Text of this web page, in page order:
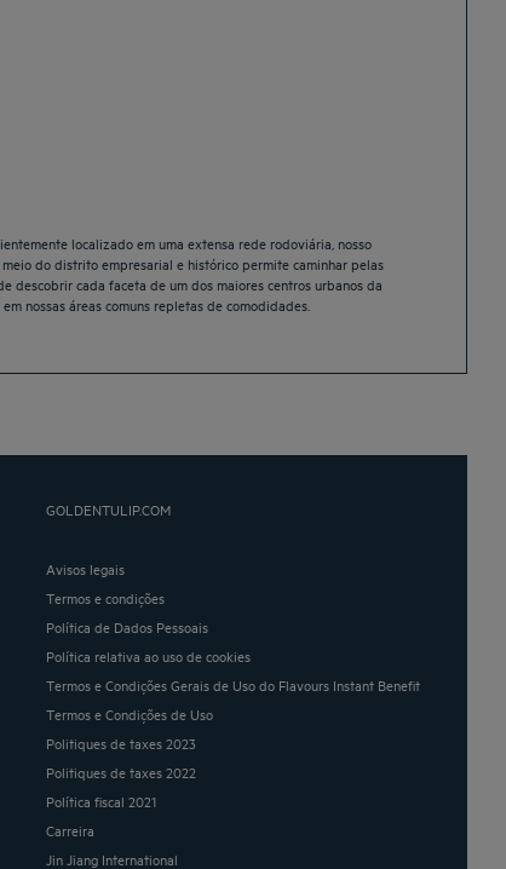
localizado em uma extensa rede rodoviária, nosso
do distrito empresarial e histórico permite caminhar pelas
descobrir cada faceta de um dos maiores centros urbanos da
nossas áreas comuns repletas de comodidades.
GOLDENTULIP.COM
Avisos legais
Termos e condições
Política de Dados Pessoais
Política relativa ao uso de cookies
Termos e Condições Gerais de Uso do Flavours Instant Benefit
Termos e Condições de Uso
Politiques de taxes 2023
Politiques de taxes 2022
Política fiscal 2021
Carreira
Jin Jiang International